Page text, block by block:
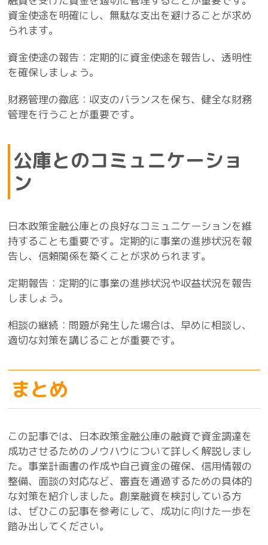
資金使途を明確にし、無駄な支出を避けることが求め
られます。
資金使途の報告：定期的に資金使途を報告し、透明性
を確保しましょう。
財務管理の徹底：収支のバランスを保ち、健全な財務
管理を行うことが重要です。
公庫とのコミュニケーショ
ン
日本政策金融公庫との良好なコミュニケーションを維
持することも重要です。定期的に事業の進捗状況を報
告し、信頼関係を築くことが求められます。
定期報告：定期的に事業の進捗状況や収益状況を報告
しましょう。
相談の継続：問題が発生した場合は、早めに相談し、
適切な対策を講じることが重要です。
まとめ
この記事では、日本政策金融公庫の融資で資金調達を
成功させるためのノウハウについて詳しく解説しまし
た。事業計画書の作成や自己資金の確保、信用情報の
整備、面談の対応など、審査を通過するための具体的
な対策を紹介しました。創業融資を検討している方
は、ぜひこの記事を参考にして、成功に向けた一歩を
踏み出してください。